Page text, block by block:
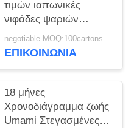
τιμών ιαπωνικές
νιφάδες ψαριών
παλαμίδων ύφους
500g
negotiable MOQ:100cartons
ΕΠΙΚΟΙΝΩΝΊΑ
18 μήνες
Χρονοδιάγραμμα ζωής
Umami Στεγασμένες